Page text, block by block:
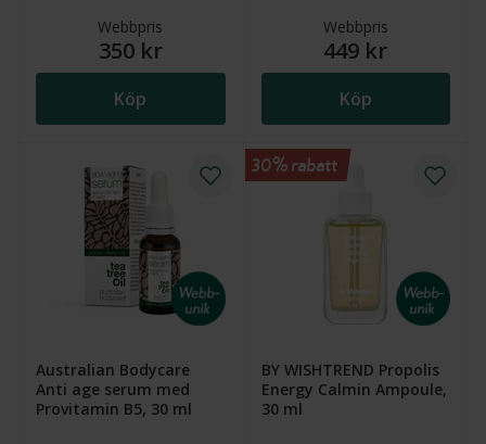
Webbpris
350 kr
Köp
Webbpris
449 kr
Köp
Australian Bodycare
Anti age serum med
Provitamin B5, 30 ml
BY WISHTREND Propolis
Energy Calmin Ampoule,
30 ml
30% rabatt